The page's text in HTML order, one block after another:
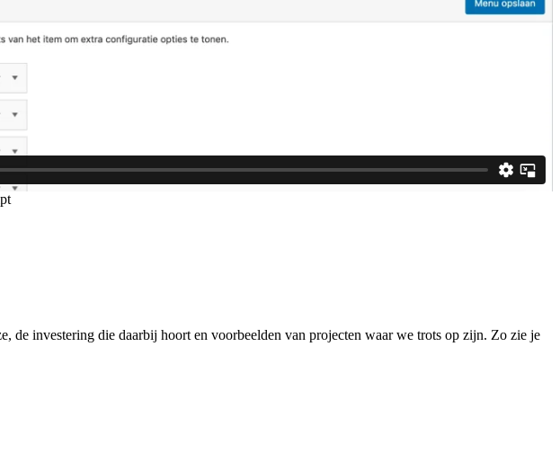
investering die daarbij hoort en voorbeelden van projecten waar we trots op zijn. Zo zie je